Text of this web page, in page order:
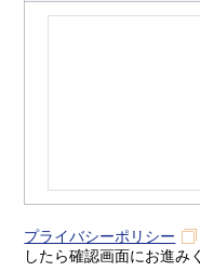
プライバシーポリシー
したら確認画面にお進み